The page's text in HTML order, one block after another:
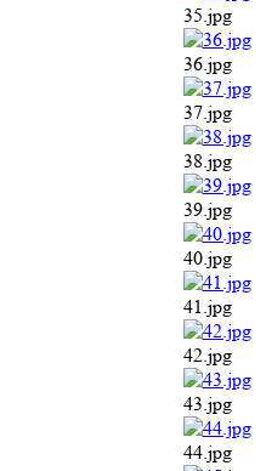
35.jpg
36.jpg
37.jpg
38.jpg
39.jpg
40.jpg
41.jpg
42.jpg
43.jpg
44.jpg